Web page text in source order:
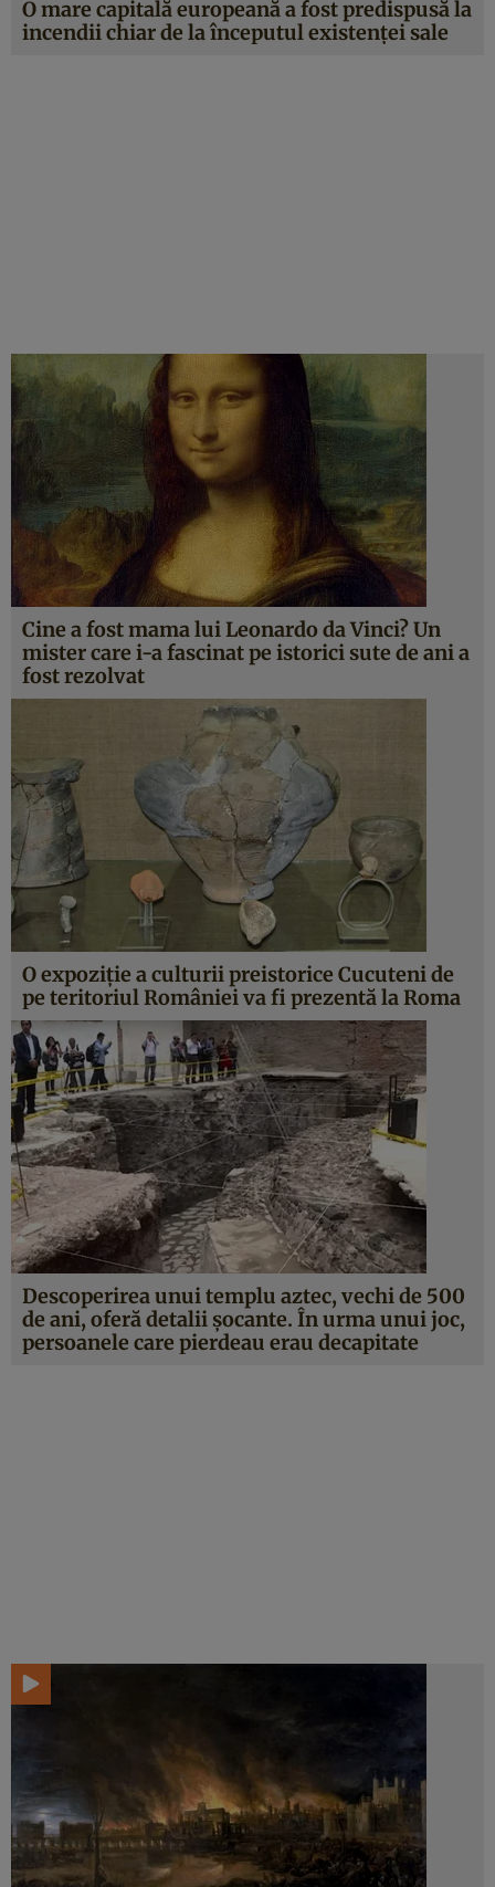
O mare capitală europeană a fost predispusă la
incendii chiar de la începutul existenţei sale
Cine a fost mama lui Leonardo da Vinci? Un
mister care i-a fascinat pe istorici sute de ani a
fost rezolvat
O expoziţie a culturii preistorice Cucuteni de
pe teritoriul României va fi prezentă la Roma
Descoperirea unui templu aztec, vechi de 500
de ani, oferă detalii şocante. În urma unui joc,
persoanele care pierdeau erau decapitate